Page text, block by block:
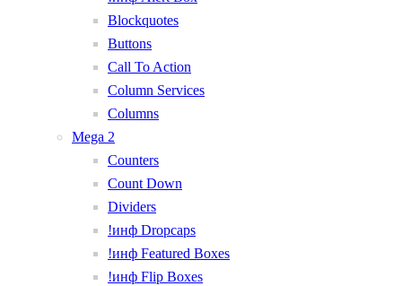
Blockquotes
Buttons
Call To Action
Column Services
Columns
Mega 2
Counters
Count Down
Dividers
!инф Dropcaps
!инф Featured Boxes
!инф Flip Boxes